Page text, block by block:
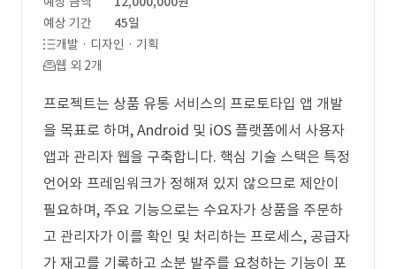
예상 기간
45일
개발 · 디자인 · 기획
웹 외 2개
프로젝트는 상품 유통 서비스의 프로토타입 앱 개발
을 목표로 하며, Android 및 iOS 플랫폼에서 사용자
앱과 관리자 웹을 구축합니다. 핵심 기술 스택은 특정
언어와 프레임워크가 정해져 있지 않으므로 제안이
필요하며, 주요 기능으로는 수요자가 상품을 주문하
고 관리자가 이를 확인 및 처리하는 프로세스, 공급자
가 재고를 기록하고 소분 발주를 요청하는 기능이 포